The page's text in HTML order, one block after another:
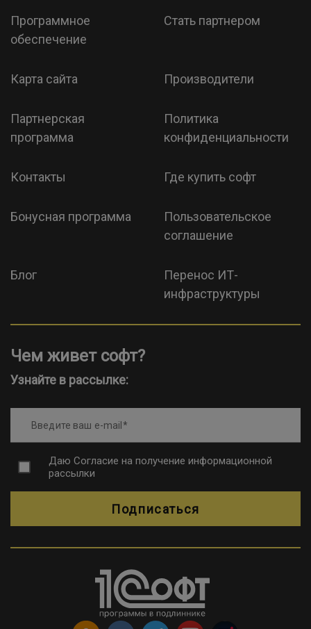
Программное
обеспечение
Стать партнером
Карта сайта Производители
Партнерская
программа
Политика
конфиденциальности
Контакты Где купить софт
Бонусная программа
Пользовательское
соглашение
Блог
Перенос ИТ-
инфраструктуры
Чем живет софт?
Узнайте в рассылке:
Введите ваш e-mail
Даю Согласие на получение информационной
рассылки
Подписаться